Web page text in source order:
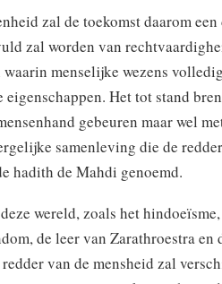
zal de toekomst daarom een
zal worden van
menselijke wezens
Het tot stand
gebeuren maar wel
samenleving die de
hadith de Mahdi genoemd.
wereld, zoals het
de leer van Zarathroestra en
van de mensheid zal